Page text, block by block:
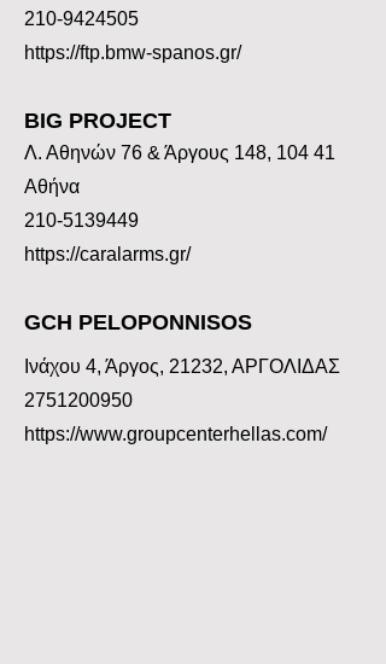
210-9424505
https://ftp.bmw-spanos.gr/
BIG PROJECT
Λ. Αθηνών 76 & Άργους 148, 104 41
Αθήνα
210-5139449
https://caralarms.gr/
GCH PELOPONNISOS
Ινάχου 4, Άργος, 21232, ΑΡΓΟΛΙΔΑΣ
2751200950
https://www.groupcenterhellas.com/